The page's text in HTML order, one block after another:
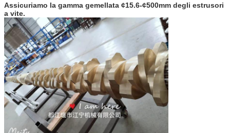
Assicuriamo la gamma gemellata ¢15.6-¢500mm degli estrusori
a vite.